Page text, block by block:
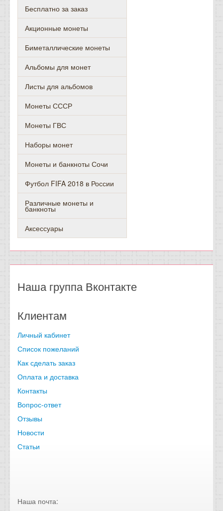
Бесплатно за заказ
Акционные монеты
Биметаллические монеты
Альбомы для монет
Листы для альбомов
Монеты СССР
Монеты ГВС
Наборы монет
Монеты и банкноты Сочи
Футбол FIFA 2018 в России
Различные монеты и
банкноты
Аксессуары
Наша группа Вконтакте
Клиентам
Личный кабинет
Список пожеланий
Как сделать заказ
Оплата и доставка
Контакты
Вопрос-ответ
Отзывы
Новости
Статьи
Наша почта: